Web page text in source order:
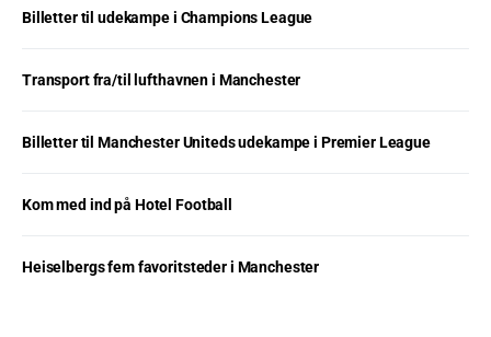
Billetter til udekampe i Champions League
Transport fra/til lufthavnen i Manchester
Billetter til Manchester Uniteds udekampe i Premier League
Kom med ind på Hotel Football
Heiselbergs fem favoritsteder i Manchester